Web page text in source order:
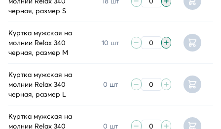
черная, размер S
Куртка мужская на
молнии Relax 340
черная, размер M
10 шт
Куртка мужская на
молнии Relax 340
черная, размер L
0 шт
Куртка мужская на
молнии Relax 340
0 шт